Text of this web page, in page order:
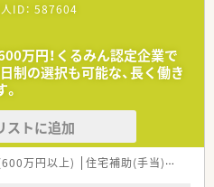
修です。必要に応じて職種別・階層
す。
方については各種勉強会や集合研
でご安心ください。
目指して地域の医療貢献に取り組
薬局を展開する法人です。
質な医療を受けることができるよ
ID： 587604
万円！くるみん認定企業で
制の選択も可能な、長く働き
ストに追加
万円以上) 住宅補助(手当)あり